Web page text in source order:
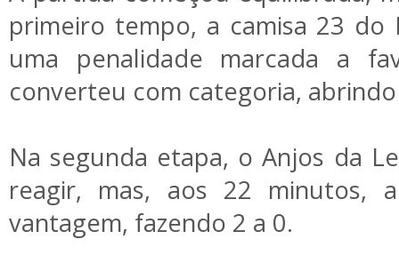
primeiro tempo, a camisa 23 do
uma penalidade marcada a
converteu com categoria,
Na segunda etapa, o Anjos da
reagir, mas, aos 22 minutos,
vantagem, fazendo 2 a 0.